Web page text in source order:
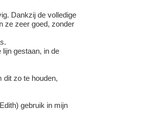
Dankzij de volledige
ze zeer goed, zonder
lijn gestaan, in de
dit zo te houden,
gebruik in mijn